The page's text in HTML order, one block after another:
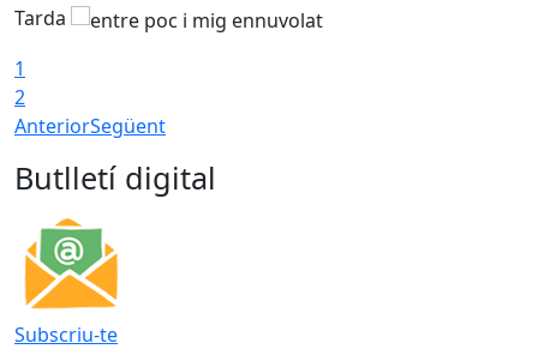
Tarda
1
2
AnteriorSegüent
Butlletí digital
Subscriu-te